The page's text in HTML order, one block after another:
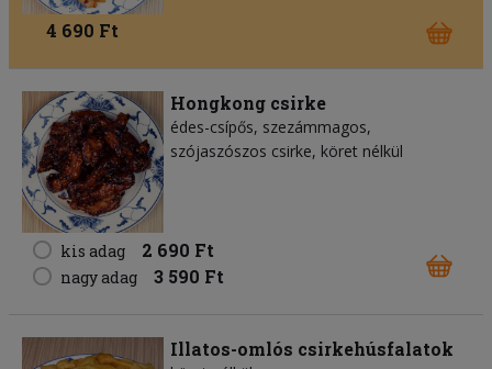
4 690 Ft
Hongkong csirke
édes-csípős, szezámmagos,
szójaszószos csirke, köret nélkül
kis adag 2 690 Ft
nagy adag 3 590 Ft
Illatos-omlós csirkehúsfalatok